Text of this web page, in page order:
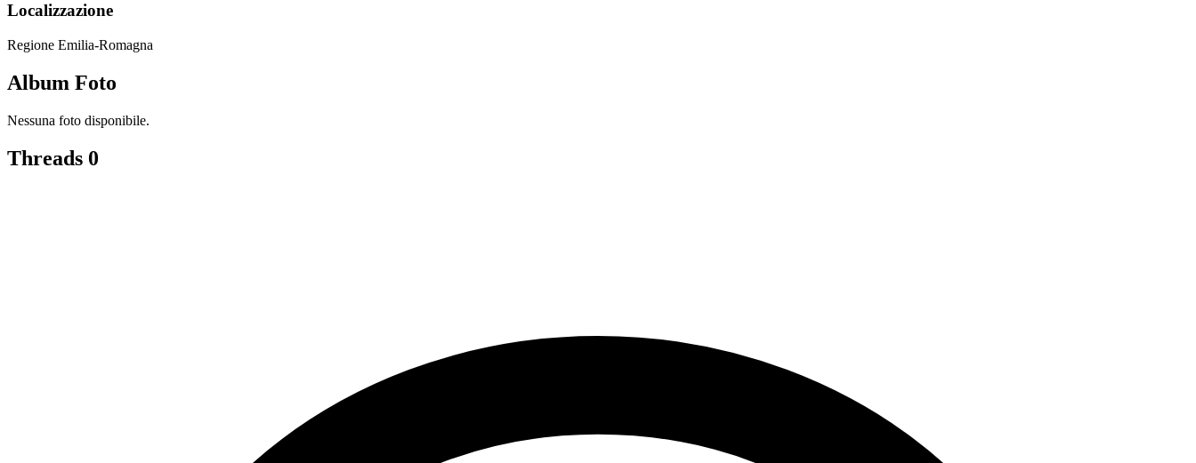
Localizzazione
Regione Emilia-Romagna
Album Foto
Nessuna foto disponibile.
Threads 0